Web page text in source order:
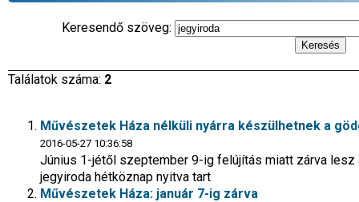
Keresendő szöveg:
Találatok száma: 2
Művészetek Háza nélküli nyárra készülhetnek a
2016-05-27 10:36:58
Június 1-jétől szeptember 9-ig felújítás miatt zárva
jegyiroda hétköznap nyitva tart
Művészetek Háza: január 7-ig zárva